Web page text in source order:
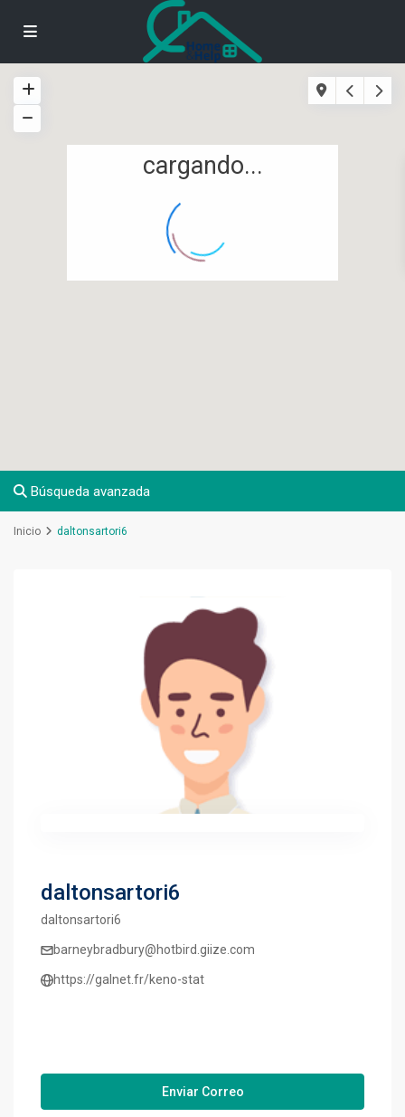
cargando...
Búsqueda avanzada
Inicio daltonsartori6
daltonsartori6
daltonsartori6
barneybradbury@hotbird.giize.com
https://galnet.fr/keno-stat
Enviar Correo